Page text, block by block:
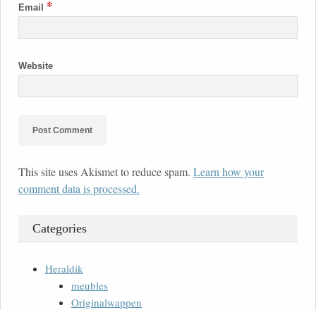
Email *
Website
This site uses Akismet to reduce spam. Learn how your
comment data is processed.
Categories
Heraldik
meubles
Originalwappen